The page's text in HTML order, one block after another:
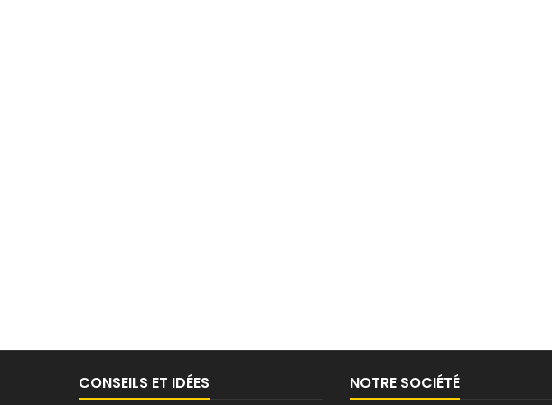
CONSEILS ET IDÉES NOTRE SOCIÉTÉ